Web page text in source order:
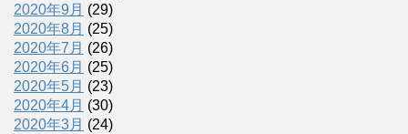
2020年9月 (29)
2020年8月 (25)
2020年7月 (26)
2020年6月 (25)
2020年5月 (23)
2020年4月 (30)
2020年3月 (24)